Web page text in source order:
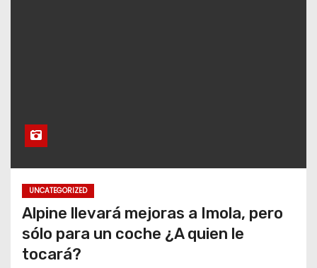
UNCATEGORIZED
Alpine llevará mejoras a Imola, pero
sólo para un coche ¿A quien le
tocará?